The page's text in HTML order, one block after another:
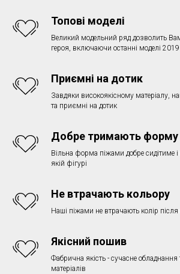
Топові моделі
Великий модельний ряд дозволить
героя, включаючи останні моделі
Приємні на дотик
Завдяки високоякісному матеріалу,
та приємні на дотик
Добре тримають форму
Вільна форма піжами добре сидітиме
якій фігурі
Не втрачають кольору
Наші піжами не втрачають колір
Якісний пошив
Фабрична якість - сучасне обладнання
матеріалів